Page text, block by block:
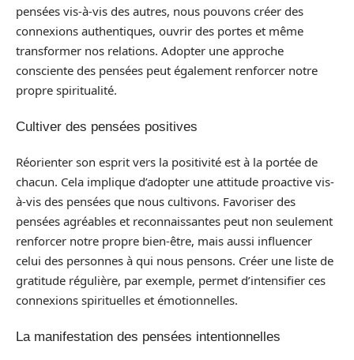
pensées vis-à-vis des autres, nous pouvons créer des
connexions authentiques, ouvrir des portes et même
transformer nos relations. Adopter une approche
consciente des pensées peut également renforcer notre
propre spiritualité.
Cultiver des pensées positives
Réorienter son esprit vers la positivité est à la portée de
chacun. Cela implique d’adopter une attitude proactive vis-
à-vis des pensées que nous cultivons. Favoriser des
pensées agréables et reconnaissantes peut non seulement
renforcer notre propre bien-être, mais aussi influencer
celui des personnes à qui nous pensons. Créer une liste de
gratitude régulière, par exemple, permet d’intensifier ces
connexions spirituelles et émotionnelles.
La manifestation des pensées intentionnelles